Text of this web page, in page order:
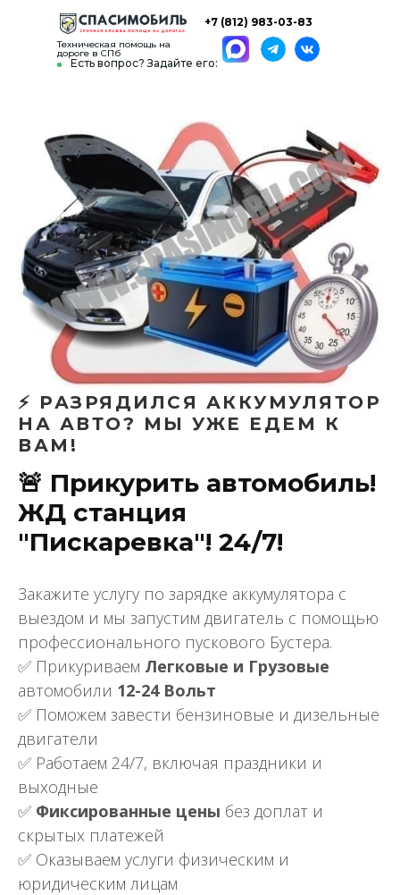
Есть вопрос? Задайте его:
+7 (812) 983-03-83
Техническая помощь на
дороге в СПб
⚡ РАЗРЯДИЛСЯ АККУМУЛЯТОР
НА АВТО? МЫ УЖЕ ЕДЕМ К
ВАМ!
🚨 Прикурить автомобиль!
ЖД станция
"Пискаревка"! 24/7!
Закажите услугу по зарядке аккумулятора с
выездом и мы запустим двигатель с помощью
профессионального пускового Бустера.
✅ Прикуриваем Легковые и Грузовые
автомобили 12-24 Вольт
✅ Поможем завести бензиновые и дизельные
двигатели
✅ Работаем 24/7, включая праздники и
выходные
✅ Фиксированные цены без доплат и
скрытых платежей
✅ Оказываем услуги физическим и
юридическим лицам